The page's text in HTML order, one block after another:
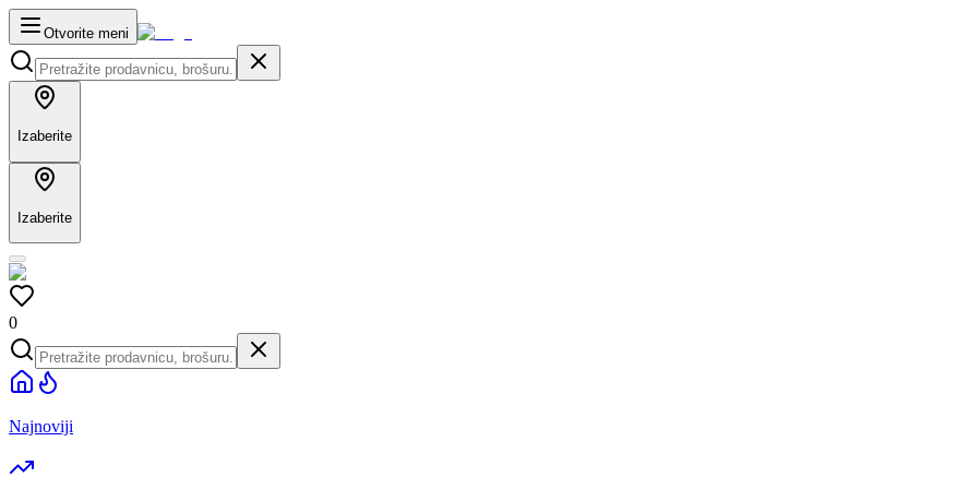
Otvorite meni
Izaberite
Izaberite
0
Najnoviji